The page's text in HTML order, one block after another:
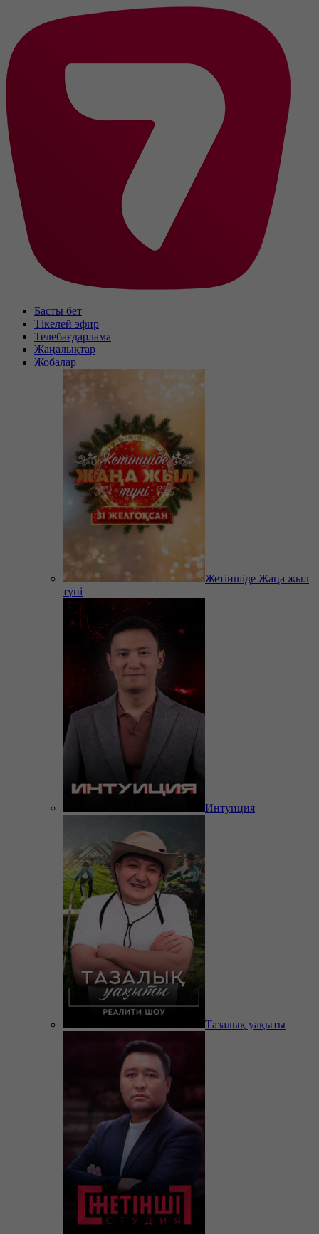
Басты бет
Тікелей эфир
Телебағдарлама
Жаңалықтар
Жобалар
Жетіншіде Жаңа жыл
түні
Интуиция
Тазалық уақыты